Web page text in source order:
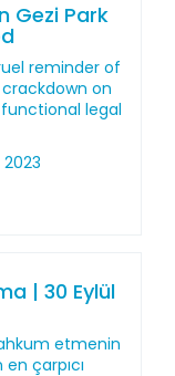
Gezi Park
reminder of
on
legal
| 30 Eylül
etmenin
çarpıcı